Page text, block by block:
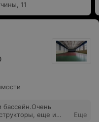
11
бассейн.Очень
еще и
Еще